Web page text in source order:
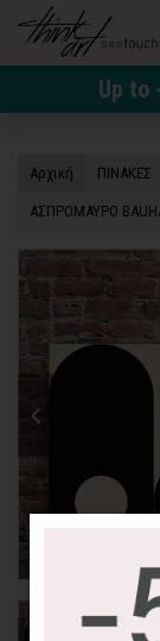
Up to
Αρχική ΠΙΝΑΚΕΣ
ΑΣΠΡΟΜΑΥΡΟ